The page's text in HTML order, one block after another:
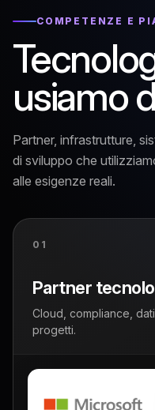
COMPETENZE E
usiamo
Partner, infrastrutture,
di sviluppo che
alle esigenze reali.
01
Partner
Cloud, compliance,
progetti.